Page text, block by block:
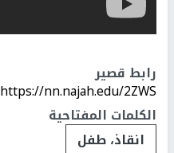
رابط قصير
https://nn.najah.edu/2ZWS/
الكلمات المفتاحية
انقاذ، طفل